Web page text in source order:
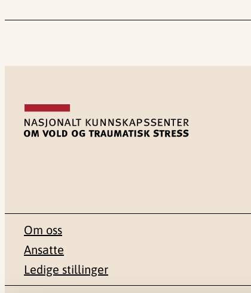
Om oss
Ansatte
Ledige stillinger